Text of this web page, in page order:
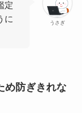
うさぎ
定
に
め防ぎきれな